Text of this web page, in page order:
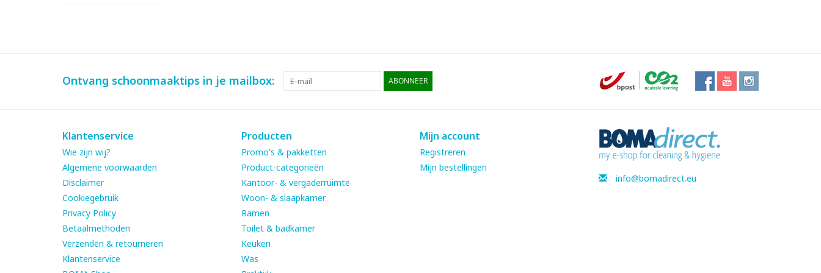
Ontvang schoonmaaktips in je mailbox: ABONNEER
Klantenservice
Wie zijn wij?
Algemene voorwaarden
Disclaimer
Cookiegebruik
Privacy Policy
Betaalmethoden
Verzenden & retourneren
Klantenservice
Producten
Promo's & pakketten
Product-categorieën
Kantoor- & vergaderruimte
Woon- & slaapkamer
Ramen
Toilet & badkamer
Keuken
Was
Mijn account
Registreren
Mijn bestellingen
info@bomadirect.eu